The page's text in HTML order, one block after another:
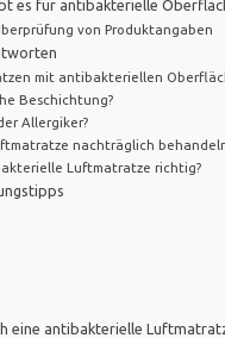
es für antibakterielle
von Produktangaben
mit antibakteriellen
Beschichtung?
Allergiker?
nachträglich
Luftmatratze richtig?
eine antibakterielle